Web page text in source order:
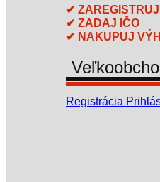
✔
✔ ZADAJ IČO
✔ NAKUPUJ
Registrácia